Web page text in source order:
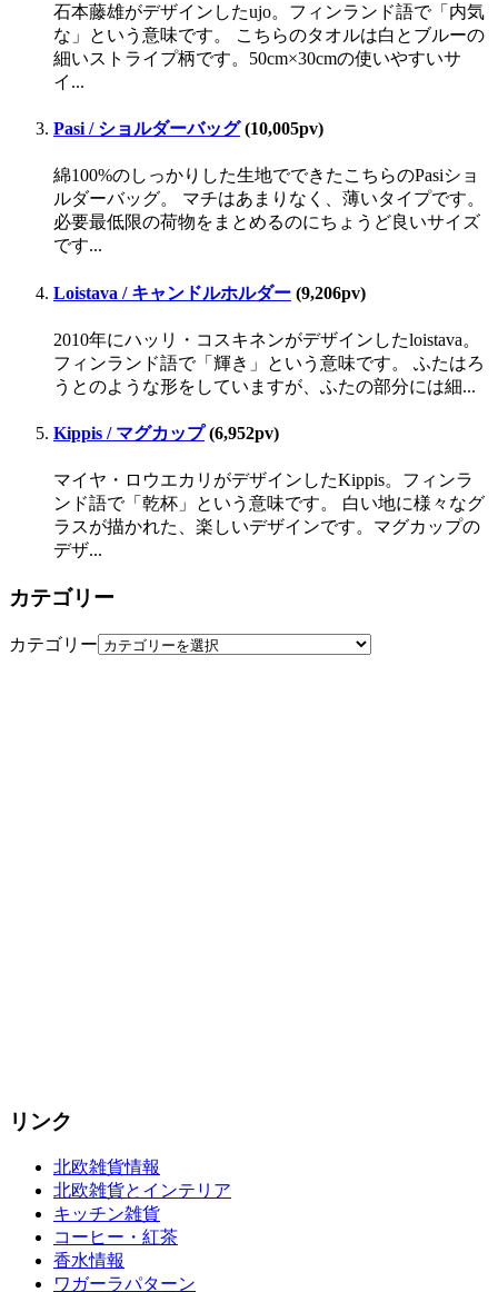
石本藤雄がデザインしたujo。フィンランド語で「内気
な」という意味です。 こちらのタオルは白とブルーの
細いストライプ柄です。50cm×30cmの使いやすいサ
イ...
Pasi / ショルダーバッグ(10,005pv)
綿100%のしっかりした生地でできたこちらのPasiショ
ルダーバッグ。 マチはあまりなく、薄いタイプです。
必要最低限の荷物をまとめるのにちょうど良いサイズ
です...
Loistava / キャンドルホルダー (9,206pv)
2010年にハッリ・コスキネンがデザインしたloistava。
フィンランド語で「輝き」という意味です。 ふたはろ
うとのような形をしていますが、ふたの部分には細...
Kippis / マグカップ(6,952pv)
マイヤ・ロウエカリがデザインしたKippis。フィンラ
ンド語で「乾杯」という意味です。 白い地に様々なグ
ラスが描かれた、楽しいデザインです。マグカップの
デザ...
カテゴリー
カテゴリー
リンク
北欧雑貨情報
北欧雑貨とインテリア
キッチン雑貨
コーヒー・紅茶
香水情報
ワガーラパターン